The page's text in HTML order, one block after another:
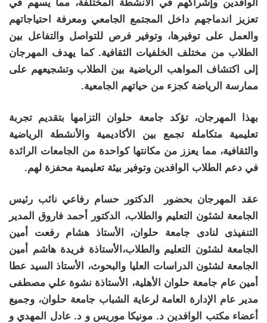
الوافدين وإشراكهم في الأنشطة المختلفة، مما يسهم في
تعزيز اندماجهم داخل المجتمع الجامعي ومعرفة احتياجاتهم
والعمل على توفيرها، وتوفير فرص للتواصل والتفاعل بين
الطلاب من مختلف الخلفيات الثقافية. كما يهدف المهرجان
إلى اكتشاف المواهب الرياضية بين الطلاب وتشجيعهم على
ممارسة الرياضة كجزء من حياتهم الجامعية.
بهذا المهرجان، تؤكد جامعة حلوان التزامها بتقديم تجربة
تعليمية متكاملة تجمع بين الأكاديمية والأنشطة الرياضية
والثقافية، مما يعزز من مكانتها كواحدة من الجامعات الرائدة
في دعم الطلاب الوافدين وتوفير بيئة تعليمية محفزة لهم.
عقد المهرجان بحضور الدكتور حسام رفاعي نائب رئيس
الجامعة لشئون التعليم والطلاب، الدكتور أحمد فاروق المدير
التنفيذى لنادى جامعة حلوان، الأستاذ هشام رفعت أمين
الجامعة لشئون التعليم والطلاب،الأستاذة فريدة هاشم أمين
الجامعة لشئون الدراسات العليا والبحوث، الأستاذ السيد عطا
أمين عام جامعة حلوان الأهلية، الأستاذة نشوة علي مصطفى
مدير عام الإدارة العامة لرعاية الشباب جامعة حلوان، وجميع
أعضاء مكتب الوافدين د. مونيكا موريس و د. عادل المهدي و